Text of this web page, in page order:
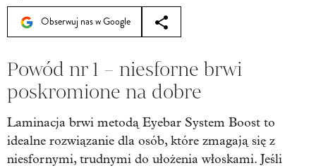
Obserwuj nas w Google
Powód nr 1 – niesforne brwi
poskromione na dobre
Laminacja brwi metodą Eyebar System Boost to
idealne rozwiązanie dla osób, które zmagają się z
niesfornymi, trudnymi do ułożenia włoskami. Jeśli